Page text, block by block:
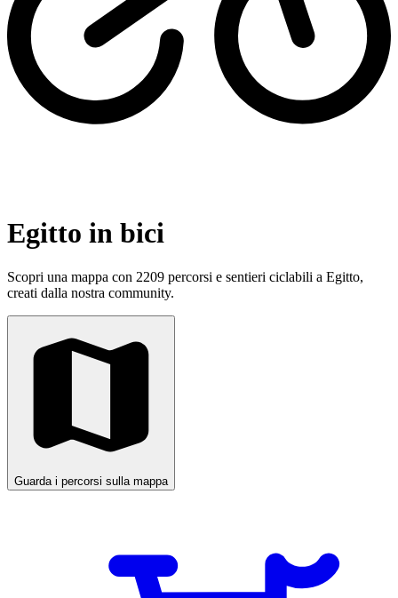
Egitto in bici
Scopri una mappa con 2209 percorsi e sentieri ciclabili a Egitto,
creati dalla nostra community.
Guarda i percorsi sulla mappa